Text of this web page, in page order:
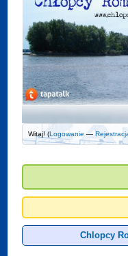
Witaj! (Logowanie —
Chlopcy